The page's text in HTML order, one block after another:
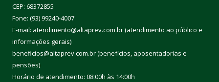
CEP: 68372855
Fone: (93) 99240-4007
E-mail: atendimento@altaprev.com.br (atendimento ao público e
informações gerais)
beneficios@altaprev.com.br (benefícios, aposentadorias e
pensões)
Horário de atendimento: 08:00h às 14:00h